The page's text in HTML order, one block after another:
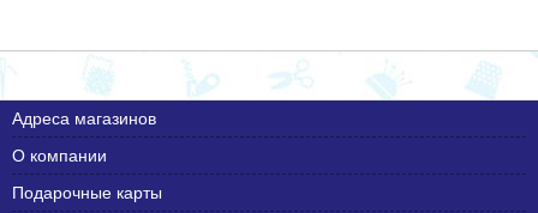
Адреса магазинов
О компании
Подарочные карты